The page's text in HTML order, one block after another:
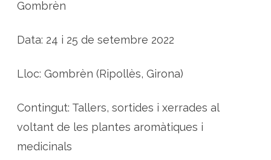
d
i
ó
l
e
r
l
i
u
m
G
Gombrèn
Data: 24 i 25 de setembre 2022
Lloc: Gombrèn (Ripollès, Girona)
Contingut: Tallers, sortides i xerrades al
voltant de les plantes aromàtiques i
medicinals